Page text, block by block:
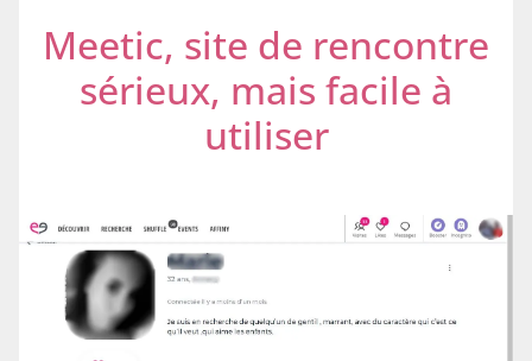
Meetic, site de rencontre
sérieux, mais facile à
utiliser